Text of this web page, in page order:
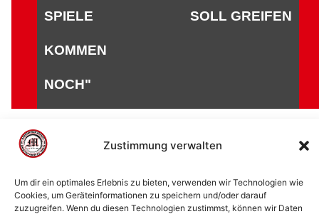
Zustimmung verwalten
Um dir ein optimales Erlebnis zu bieten, verwenden wir Technologien wie
Cookies, um Geräteinformationen zu speichern und/oder darauf
zuzugreifen. Wenn du diesen Technologien zustimmst, können wir Daten
SPIELE
KOMMEN
NOCH"
SOLL GREIFEN
© 2002 - 2026 American Football Verein Marburg
Mercenaries e.V. |die Stadt Marburg|Impressum